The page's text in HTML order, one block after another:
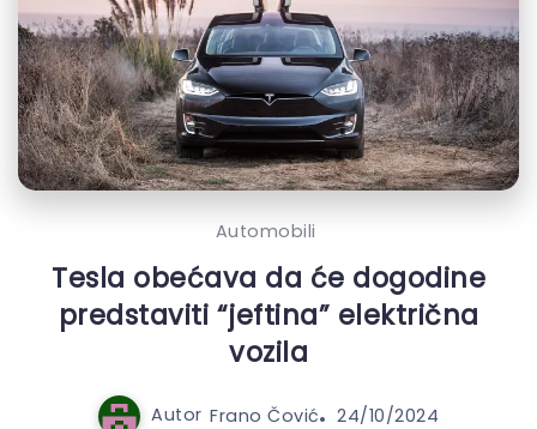
Automobili
Tesla obećava da će dogodine
predstaviti “jeftina” električna
vozila
Autor Frano Čović 24/10/2024